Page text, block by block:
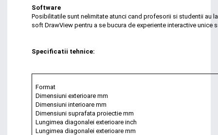
Software
Posibilitatile sunt nelimitate atunci cand profesorii si studentii au
soft DrawView pentru a se bucura de experiente interactive unice
Specificatii tehnice:
Format
Dimensiuni exterioare mm
Dimensiuni interioare mm
Dimensiuni suprafata proiectie mm
Lungimea diagonalei exterioare inch
Lungimea diagonalei exterioare mm